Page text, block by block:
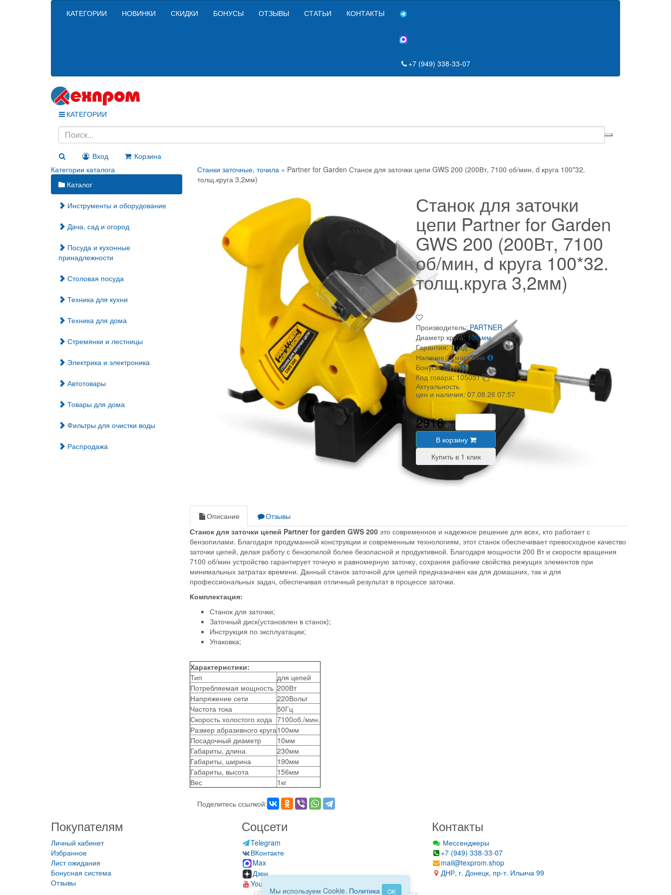
КАТЕГОРИИ НОВИНКИ СКИДКИ БОНУСЫ ОТЗЫВЫ СТАТЬИ КОНТАКТЫ
+7 (949) 338-33-07
КАТЕГОРИИ
Вход
Корзина
Категории каталога
Каталог
Инструменты и оборудование
Дача, сад и огород
Посуда и кухонные
принадлежности
Столовая посуда
Техника для кухни
Техника для дома
Стремянки и лестницы
Электрика и электроника
Автотовары
Товары для дома
Фильтры для очистки воды
Распродажа
Станки заточные, точила » Partner for Garden Станок для заточки цепи GWS 200 (200Вт, 7100 об/мин, d круга 100*32.
толщ.круга 3,2мм)
Станок для заточки
цепи Partner for Garden
GWS 200 (200Вт, 7100
об/мин, d круга 100*32.
толщ.круга 3,2мм)
Производитель: PARTNER
Диаметр круга: 100 мм
Гарантия: 1 год
Наличие: В магазине
Бонусы: 58₽
Код товара:105051
Актуальность
цен и наличия: 07.08.26 07:57
2916₽
В корзину
Описание
Отзывы
Станок для заточки цепей Partner for garden GWS 200это современное и надежное решение для всех, кто работает с
бензопилами. Благодаря продуманной конструкции и современным технологиям, этот станок обеспечивает превосходное качество
заточки цепей, делая работу с бензопилой более безопасной и продуктивной. Благодаря мощности 200 Вт и скорости вращения
7100 об/мин устройство гарантирует точную и равномерную заточку, сохраняя рабочие свойства режущих элементов при
минимальных затратах времени. Данный станок заточной для цепей предназначен как для домашних, так и для
профессиональных задач, обеспечивая отличный результат в процессе заточки.
Комплектация:
Станок для заточки;
Заточный диск(установлен в станок);
Инструкция по эксплуатации;
Упаковка;
Характеристики:
Тип
для цепей
Потребляемая мощность 200Вт
Напряжение сети
220Вольт
Частота тока
50Гц
Скорость холостого хода 7100об./мин.
Размер абразивного круга100мм
Посадочный диаметр
10мм
Габариты, длина
230мм
Габариты, ширина
190мм
Габариты, высота
156мм
Вес
1 кг
Поделитесь ссылкой:
Покупателям
Личный кабинет
Избранное
Лист ожидания
Бонусная система
Отзывы
Соцсети
Telegram
ВКонтакте
Max
Дзен
YouTube
Контакты
Мессенджеры
+7 (949) 338-33-07
mail@texprom.shop
ДНР, г. Донецк, пр-т. Ильича 99
ОГРН: 323930100112840Политика конфиденциальности
Мы используем Cookie. Политика OK